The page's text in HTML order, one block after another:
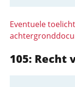
Eventuele
105: Recht